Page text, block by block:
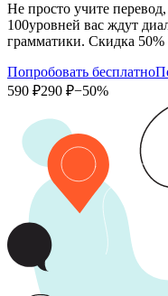
Не просто учите
100уровней вас ждут
грамматики. Скидка
Попробовать бесплатно
590 ₽290 ₽−50%